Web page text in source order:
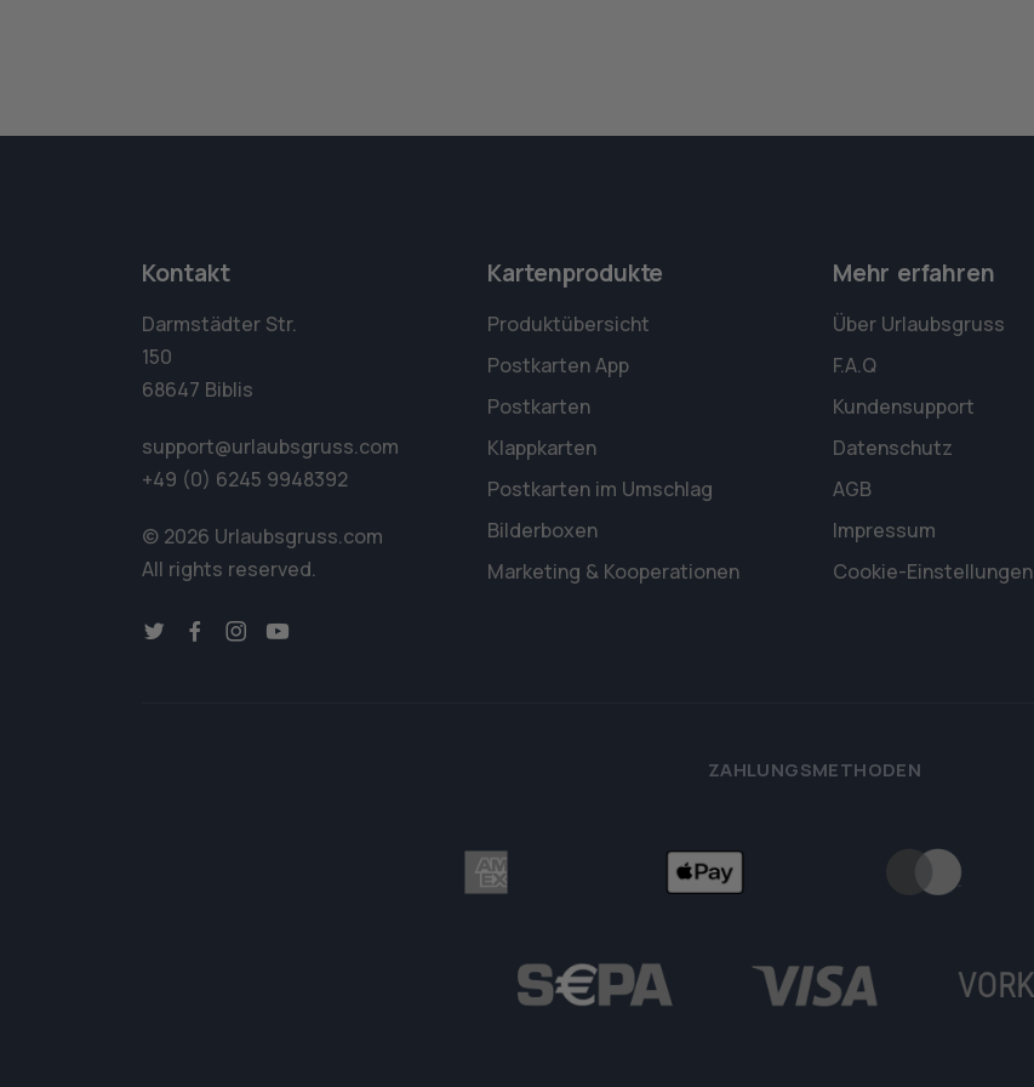
Kontakt
Darmstädter Str.
150
68647 Biblis
support@urlaubsgruss.com
+49 (0) 6245 9948392
© 2026 Urlaubsgruss.com
All rights reserved.
Kartenprodukte
Produktübersicht
Postkarten App
Postkarten
Klappkarten
Postkarten im Umschlag
Bilderboxen
Marketing & Kooperationen
Mehr erfahren
Über Urlaubsgruss
F.A.Q
Kundensupport
Datenschutz
AGB
Impressum
Cookie-Einstellungen
ZAHLUNGSMETHODEN